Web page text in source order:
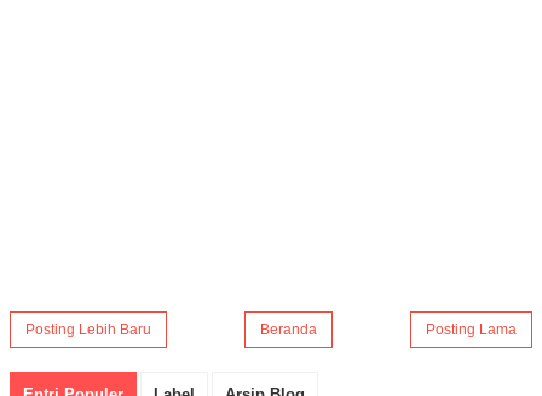
Posting Lebih Baru Posting Lama
Beranda